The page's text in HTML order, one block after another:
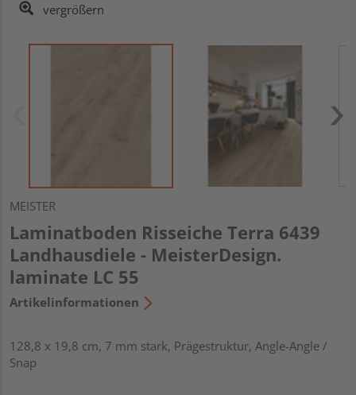
vergrößern
MEISTER
Laminatboden Risseiche Terra 6439
Landhausdiele - MeisterDesign.
laminate LC 55
Artikelinformationen
128,8 x 19,8 cm, 7 mm stark, Prägestruktur, Angle-Angle /
Snap